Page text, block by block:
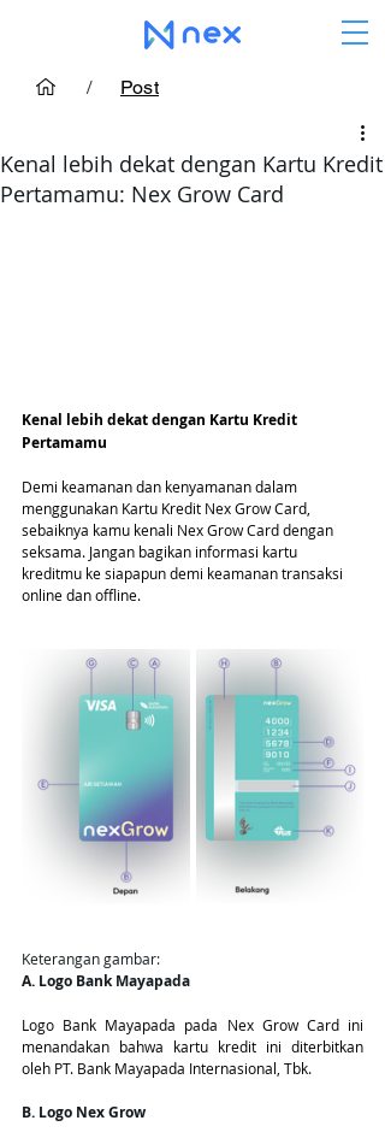
/ Post
Kenal lebih dekat dengan Kartu Kredit
Pertamamu: Nex Grow Card
Kenal lebih dekat dengan Kartu Kredit
Pertamamu
Demi keamanan dan kenyamanan dalam
menggunakan Kartu Kredit Nex Grow Card,
sebaiknya kamu kenali Nex Grow Card dengan
seksama. Jangan bagikan informasi kartu
kreditmu ke siapapun demi keamanan transaksi
online dan offline.
Keterangan gambar:
A. Logo Bank Mayapada
Logo Bank Mayapada pada Nex Grow Card ini
menandakan bahwa kartu kredit ini diterbitkan
oleh PT. Bank Mayapada Internasional, Tbk.
B. Logo Nex Grow